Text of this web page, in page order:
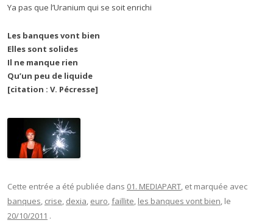
Ya pas que l’Uranium qui se soit enrichi
Les banques vont bien
Elles sont solides
Il ne manque rien
Qu’un peu de liquide
[citation : V. Pécresse]
Cette entrée a été publiée dans 01. MEDIAPART, et marquée avec
banques, crise, dexia, euro,faillite, les banques vont bien, le
20/10/2011 .